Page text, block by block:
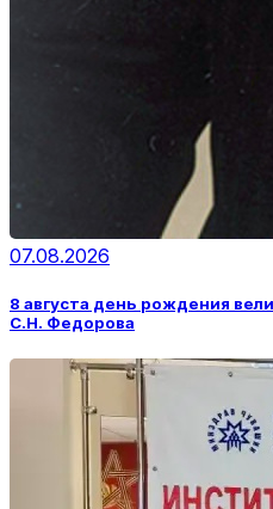
07.08.2026
8 августа день рождения
С.Н. Федорова